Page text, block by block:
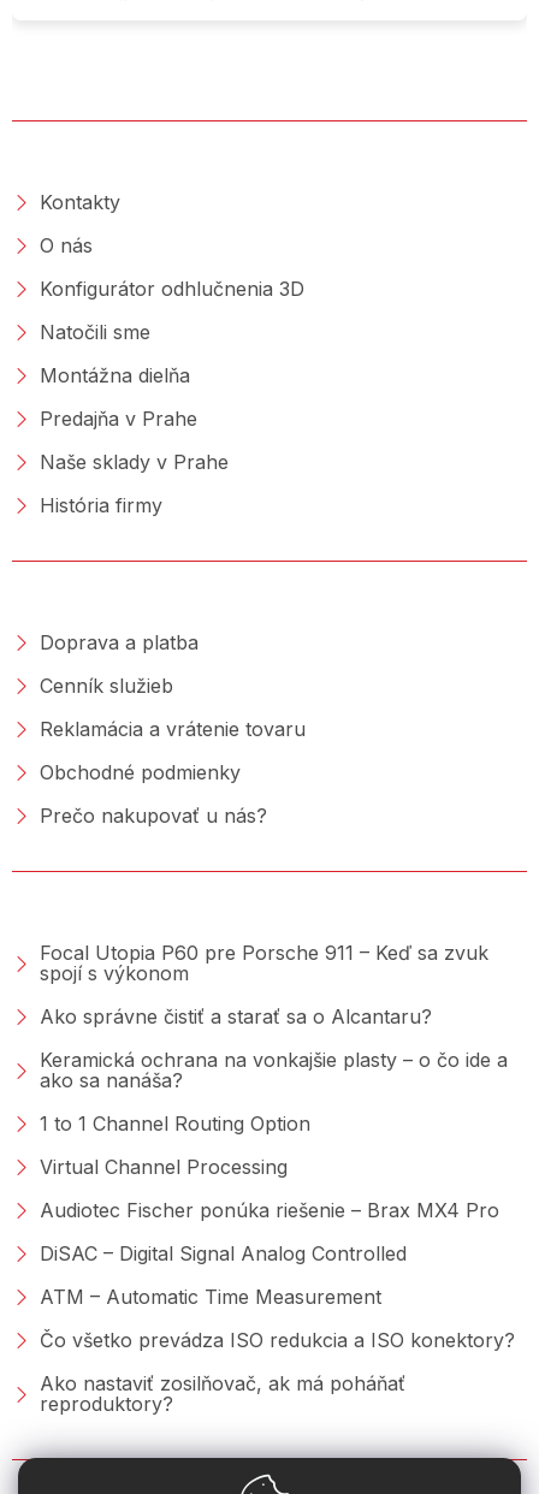
Kontakty
O nás
Konfigurátor odhlučnenia 3D
Natočili sme
Montážna dielňa
Predajňa v Prahe
Naše sklady v Prahe
História firmy
Doprava a platba
Cenník služieb
Reklamácia a vrátenie tovaru
Obchodné podmienky
Prečo nakupovať u nás?
Focal Utopia P60 pre Porsche 911 – Keď sa zvuk
spojí s výkonom
Ako správne čistiť a starať sa o Alcantaru?
Keramická ochrana na vonkajšie plasty – o čo ide a
ako sa nanáša?
1 to 1 Channel Routing Option
Virtual Channel Processing
Audiotec Fischer ponúka riešenie – Brax MX4 Pro
DiSAC – Digital Signal Analog Controlled
ATM – Automatic Time Measurement
Čo všetko prevádza ISO redukcia a ISO konektory?
Ako nastaviť zosilňovač, ak má poháňať
reproduktory?